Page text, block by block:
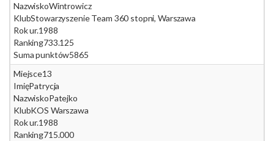
NazwiskoWintrowicz
KlubStowarzyszenie Team 360 stopni, Warszawa
Rok ur.1988
Ranking733.125
Suma punktów5865
Miejsce13
ImięPatrycja
NazwiskoPatejko
KlubKOS Warszawa
Rok ur.1988
Ranking715.000